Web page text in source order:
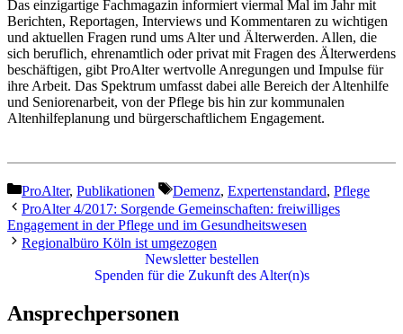
Das einzigartige Fachmagazin informiert viermal Mal im Jahr mit
Berichten, Reportagen, Interviews und Kommentaren zu wichtigen
und aktuellen Fragen rund ums Alter und Älterwerden. Allen, die
sich beruflich, ehrenamtlich oder privat mit Fragen des Älterwerdens
beschäftigen, gibt ProAlter wertvolle Anregungen und Impulse für
ihre Arbeit. Das Spektrum umfasst dabei alle Bereich der Altenhilfe
und Seniorenarbeit, von der Pflege bis hin zur kommunalen
Altenhilfeplanung und bürgerschaftlichem Engagement.
Kategorien
ProAlter, Publikationen Schlagwörter
Demenz, Expertenstandard, Pflege
ProAlter 4/2017: Sorgende Gemeinschaften: freiwilliges
Engagement in der Pflege und im Gesundheitswesen
Regionalbüro Köln ist umgezogen
Newsletter bestellen
Spenden für die Zukunft des Alter(n)s
Ansprechpersonen